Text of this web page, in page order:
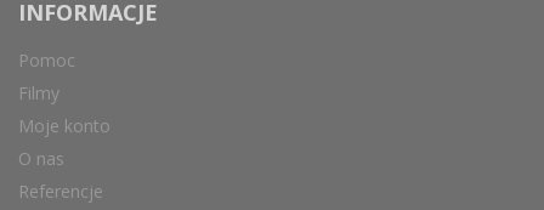
INFORMACJE
Pomoc
Filmy
Moje konto
O nas
Referencje